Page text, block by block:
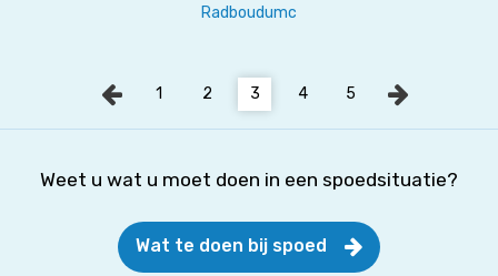
Radboudumc
1 2 3 4 5
Weet u wat u moet doen in een spoedsituatie?
Wat te doen bij spoed